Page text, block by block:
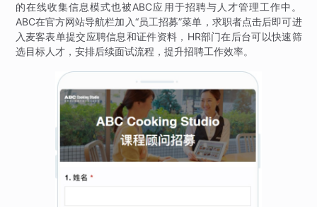
的在线收集信息模式也被ABC应用于招聘与人才管理工作中。
ABC在官方网站导航栏加入“员工招募”菜单，求职者点击后即可进
入麦客表单提交应聘信息和证件资料，HR部门在后台可以快速筛
选目标人才，安排后续面试流程，提升招聘工作效率。